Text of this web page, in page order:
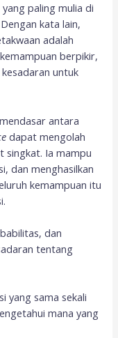
yang paling mulia di
kata lain,
adalah
berpikir,
untuk
antara
dapat mengolah
singkat. Ia mampu
dan menghasilkan
kemampuan itu
dan
tentang
yang sama sekali
mana yang